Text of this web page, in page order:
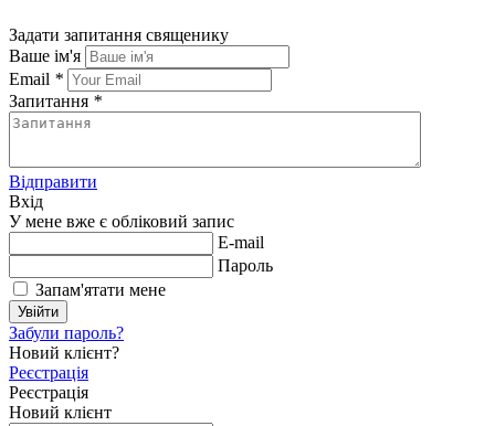
Задати запитання священику
Ваше ім'я
Email *
Запитання *
Відправити
Вхід
У мене вже є обліковий запис
E-mail
Пароль
Запам'ятати мене
Увійти
Забули пароль?
Новий клієнт?
Реєстрація
Реєстрація
Новий клієнт